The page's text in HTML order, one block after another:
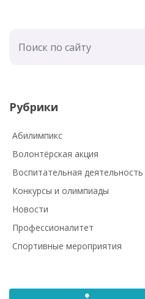
Рубрики
Абилимпикс
Волонтёрская акция
Воспитательная деятельность
Конкурсы и олимпиады
Новости
Профессионалитет
Спортивные мероприятия